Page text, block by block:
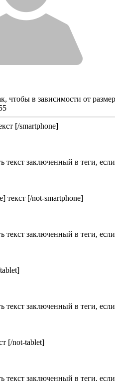
чтобы в зависимости от
[/smartphone]
текст заключенный в теги,
текст [/not-smartphone]
текст заключенный в теги,
текст заключенный в теги,
[/not-tablet]
текст заключенный в теги,